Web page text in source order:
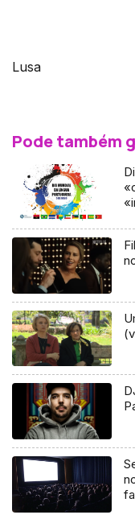
Lusa
Pode também